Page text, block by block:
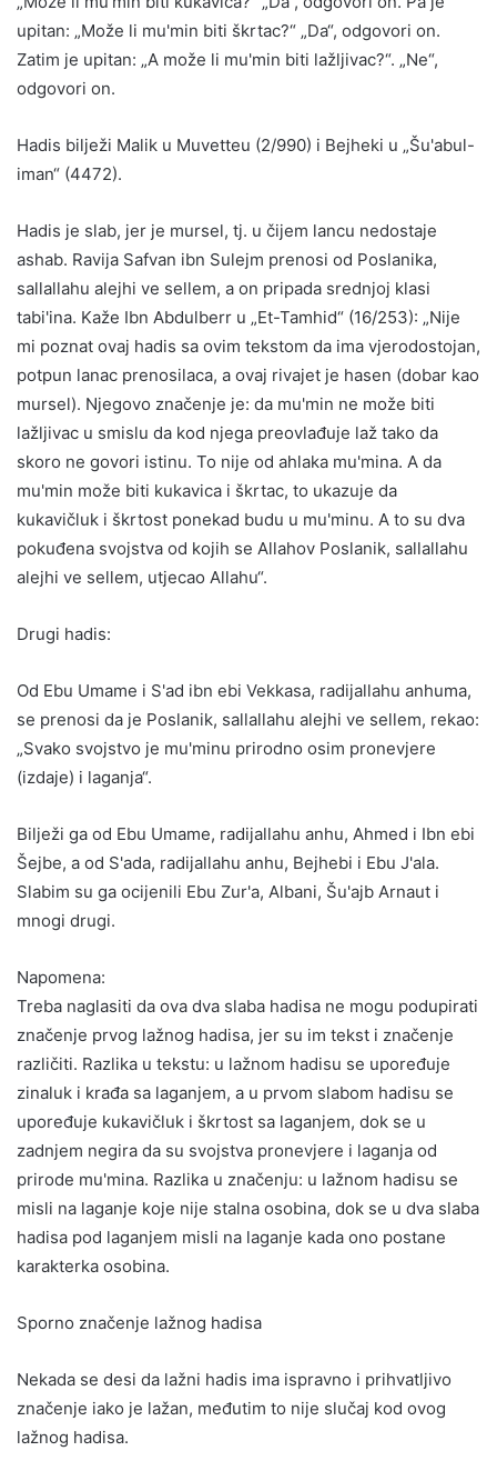
upitan: „Može li mu'min biti škrtac?“ „Da“, odgovori on.
Zatim je upitan: „A može li mu'min biti lažljivac?“. „Ne“,
odgovori on.
Hadis bilježi Malik u Muvetteu (2/990) i Bejheki u „Šu'abul-
iman“ (4472).
Hadis je slab, jer je mursel, tj. u čijem lancu nedostaje
ashab. Ravija Safvan ibn Sulejm prenosi od Poslanika,
sallallahu alejhi ve sellem, a on pripada srednjoj klasi
tabi'ina. Kaže Ibn Abdulberr u „Et-Tamhid“ (16/253): „Nije
mi poznat ovaj hadis sa ovim tekstom da ima vjerodostojan,
potpun lanac prenosilaca, a ovaj rivajet je hasen (dobar kao
mursel). Njegovo značenje je: da mu'min ne može biti
lažljivac u smislu da kod njega preovlađuje laž tako da
skoro ne govori istinu. To nije od ahlaka mu'mina. A da
mu'min može biti kukavica i škrtac, to ukazuje da
kukavičluk i škrtost ponekad budu u mu'minu. A to su dva
pokuđena svojstva od kojih se Allahov Poslanik, sallallahu
alejhi ve sellem, utjecao Allahu“.
Drugi hadis:
Od Ebu Umame i S'ad ibn ebi Vekkasa, radijallahu anhuma,
se prenosi da je Poslanik, sallallahu alejhi ve sellem, rekao:
„Svako svojstvo je mu'minu prirodno osim pronevjere
(izdaje) i laganja“.
Bilježi ga od Ebu Umame, radijallahu anhu, Ahmed i Ibn ebi
Šejbe, a od S'ada, radijallahu anhu, Bejhebi i Ebu J'ala.
Slabim su ga ocijenili Ebu Zur'a, Albani, Šu'ajb Arnaut i
mnogi drugi.
Napomena:
Treba naglasiti da ova dva slaba hadisa ne mogu podupirati
značenje prvog lažnog hadisa, jer su im tekst i značenje
različiti. Razlika u tekstu: u lažnom hadisu se upoređuje
zinaluk i krađa sa laganjem, a u prvom slabom hadisu se
upoređuje kukavičluk i škrtost sa laganjem, dok se u
zadnjem negira da su svojstva pronevjere i laganja od
prirode mu'mina. Razlika u značenju: u lažnom hadisu se
misli na laganje koje nije stalna osobina, dok se u dva slaba
hadisa pod laganjem misli na laganje kada ono postane
karakterka osobina.
Sporno značenje lažnog hadisa
Nekada se desi da lažni hadis ima ispravno i prihvatljivo
značenje iako je lažan, međutim to nije slučaj kod ovog
lažnog hadisa.